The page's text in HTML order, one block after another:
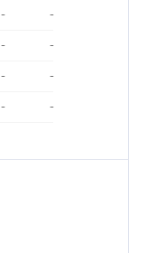
-
-
-
-
-
-
- -